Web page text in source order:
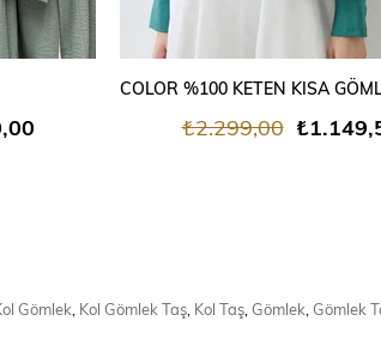
SEPETE EKLE
₺2.299,00
Gömlek Kol Gömlek Taş, Kol Taş, Gömlek Gömlek